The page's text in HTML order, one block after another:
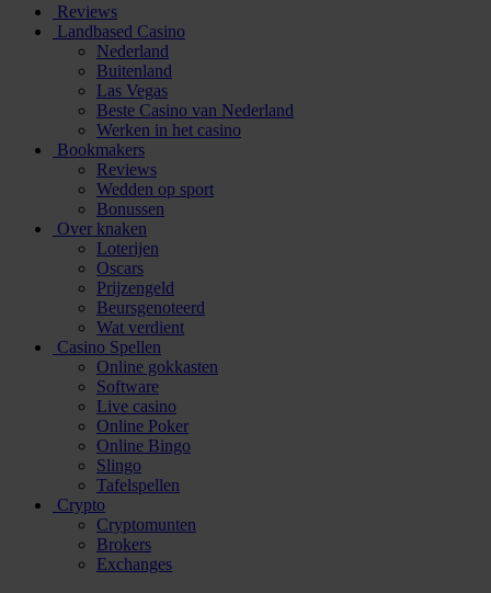
Reviews
Landbased Casino
Nederland
Buitenland
Las Vegas
Beste Casino van Nederland
Werken in het casino
Bookmakers
Reviews
Wedden op sport
Bonussen
Over knaken
Loterijen
Oscars
Prijzengeld
Beursgenoteerd
Wat verdient
Casino Spellen
Online gokkasten
Software
Live casino
Online Poker
Online Bingo
Slingo
Tafelspellen
Crypto
Cryptomunten
Brokers
Exchanges